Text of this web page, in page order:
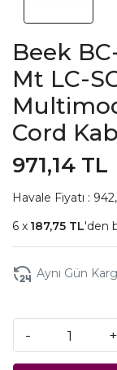
Beek
Mt LC-
Cord
971,14 TL
Havale Fiyatı :
187,75 TL'den
Aynı Gün
- +